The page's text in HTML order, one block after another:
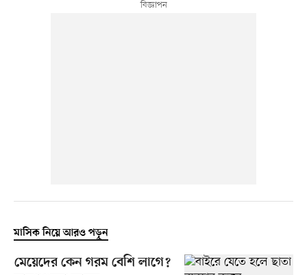
মাসিক নিয়ে আরও পড়ুন
মেয়েদের কেন গরম বেশি লাগে?